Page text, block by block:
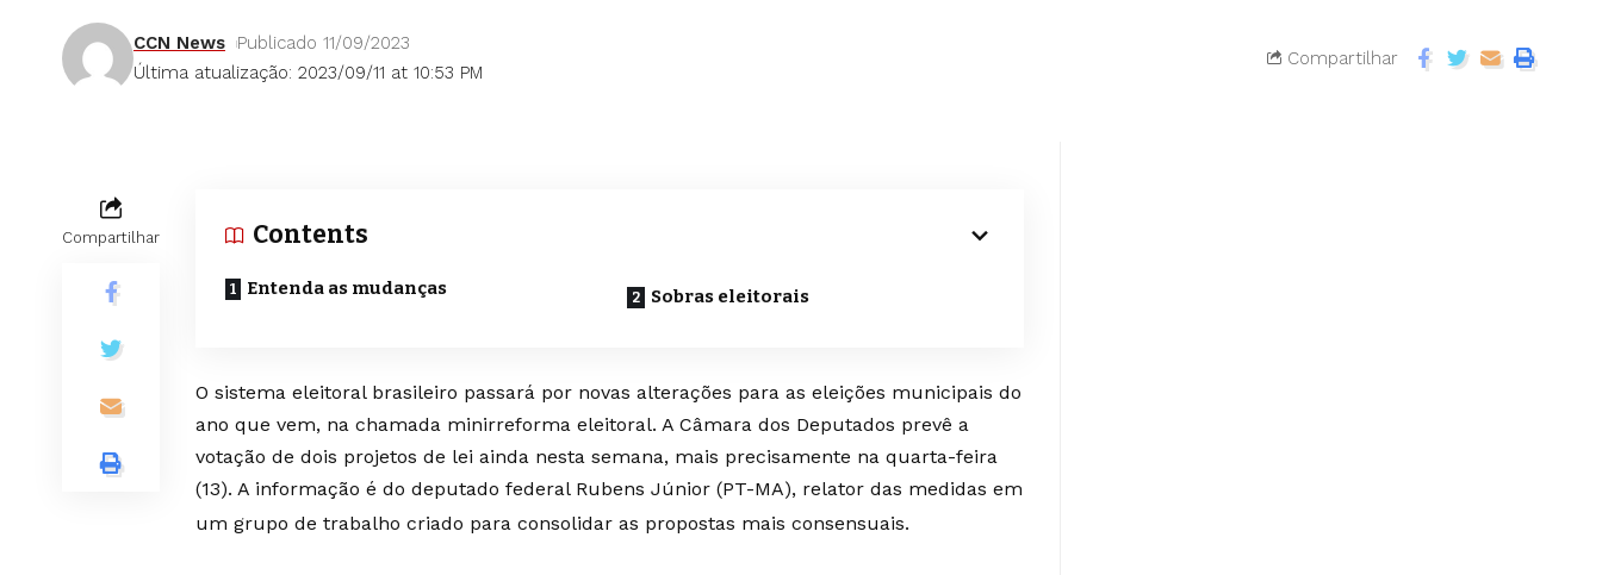
Última atualização: 2023/09/11 at 10:53 PM
CCN News Publicado 11/09/2023
Compartilhar
Compartilhar Contents
Entenda as mudanças Sobras eleitorais
O sistema eleitoral brasileiro passará por novas alterações para as eleições municipais do
ano que vem, na chamada minirreforma eleitoral. A Câmara dos Deputados prevê a
votação de dois projetos de lei ainda nesta semana, mais precisamente na quarta-feira
(13). A informação é do deputado federal Rubens Júnior (PT-MA), relator das medidas em
um grupo de trabalho criado para consolidar as propostas mais consensuais.